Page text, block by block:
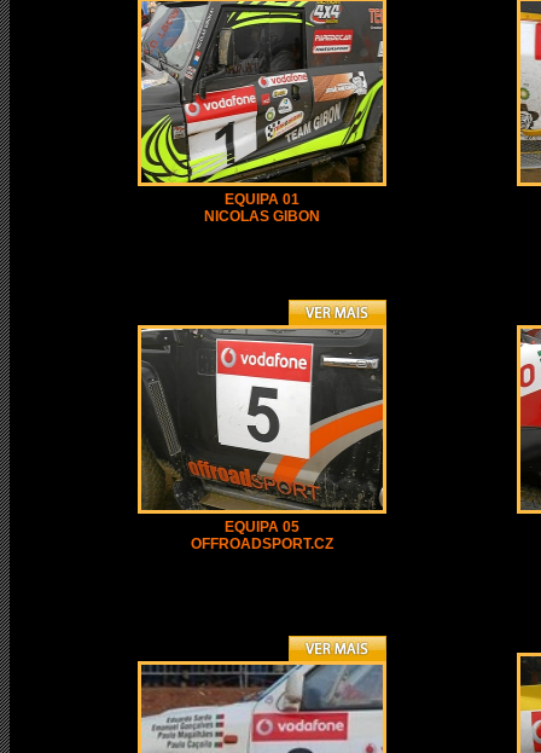
EQUIPA 01
NICOLAS GIBON
EQUIPA 05
OFFROADSPORT.CZ